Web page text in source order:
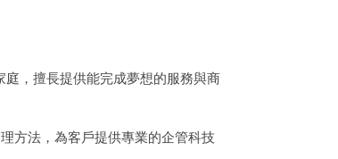
，擅長提供能完成夢想的服務與商
方法，為客戶提供專業的企管科技